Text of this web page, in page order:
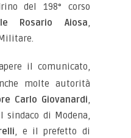
del 198° corso
Rosario Aiosa,
il comunicato,
molte autorità
Carlo Giovanardi,
sindaco di Modena,
, e il prefetto di